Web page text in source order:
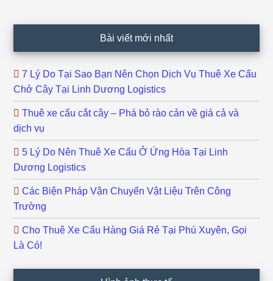
Bài viết mới nhất
7 Lý Do Tại Sao Bạn Nên Chọn Dịch Vụ Thuê Xe Cẩu
Chở Cây Tại Linh Dương Logistics
Thuê xe cẩu cắt cây – Phá bỏ rào cản về giá cả và
dịch vụ
5 Lý Do Nên Thuê Xe Cẩu Ở Ứng Hòa Tại Linh
Dương Logistics
Các Biện Pháp Vận Chuyển Vật Liệu Trên Công
Trường
Cho Thuê Xe Cẩu Hàng Giá Rẻ Tại Phú Xuyên, Gọi
Là Có!